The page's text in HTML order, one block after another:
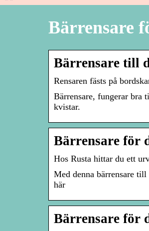
Bärrensare
Bärrensare till
Rensaren fästs på
Bärrensare, fungerar bra
kvistar.
Bärrensare för
Hos Rusta hittar du ett
Med denna bärrensare
här
Bärrensare för